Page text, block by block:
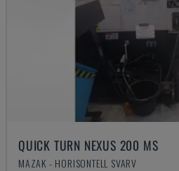
QUICK TURN NEXUS 200 MS
MAZAK - HORISONTELL SVARV